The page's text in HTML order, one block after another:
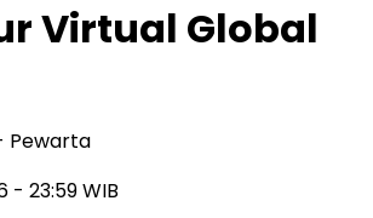
Virtual Global
Pewarta
- 23:59 WIB